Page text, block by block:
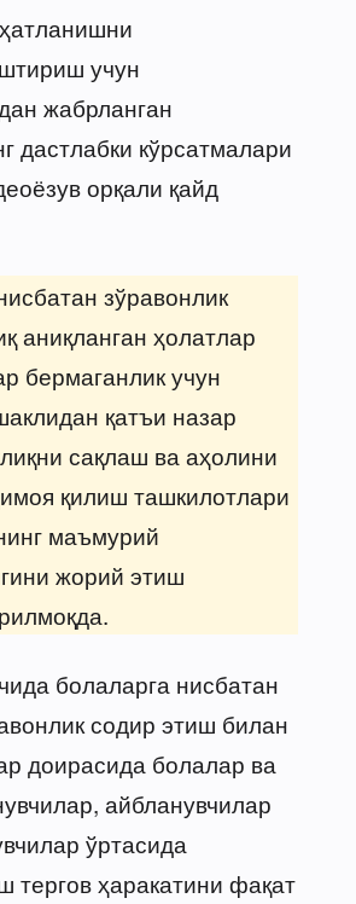
учун
жабрланган
дастлабки кўрсатмалари
орқали қайд
зўравонлик
аниқланган ҳолатлар
бермаганлик учун
қатъи назар
сақлаш ва аҳолини
қилиш ташкилотлари
маъмурий
жорий этиш
болаларга нисбатан
содир этиш билан
доирасида болалар ва
айбланувчилар
ўртасида
тергов ҳаракатини фақат